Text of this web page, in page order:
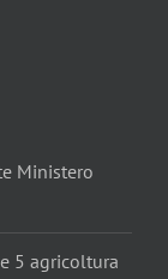
Ministero
5 agricoltura